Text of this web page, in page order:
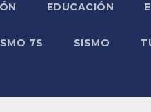
EDUCACIÓN
7S SISMO